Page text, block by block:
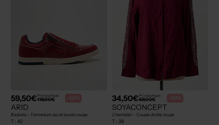
59,50€Prix boutique :
119,00€ -50%
ARID
Baskets - Fermeture zip et lacets rouge
T : 42
34,50€Prix boutique :
69,00€ -50%
SOYACONCEPT
Chemisier - Coupe droite rouge
T : 38